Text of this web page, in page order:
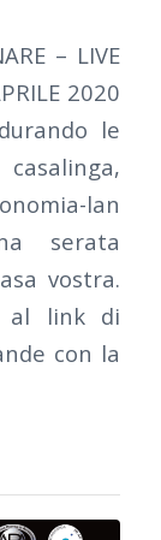
– LIVE
2020
le
lan
serata
vostra.
al link di
con la